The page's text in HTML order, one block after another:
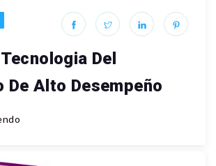
Del
De Alto Desempeño